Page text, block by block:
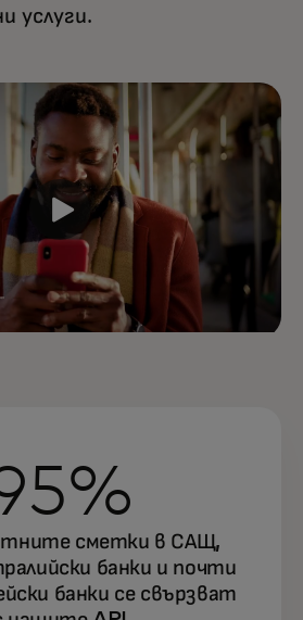
услуги.
сметки в САЩ,
банки и почти
банки се свързват